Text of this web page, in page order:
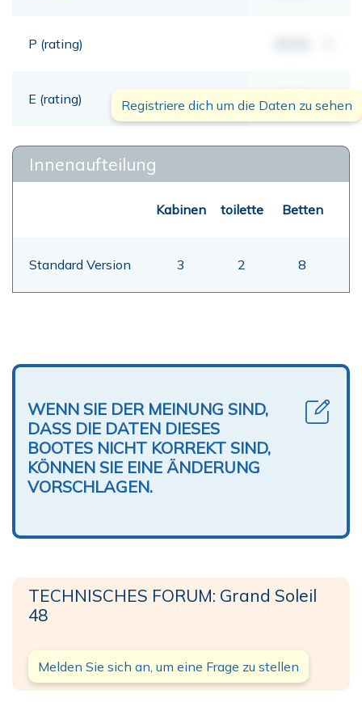
P (rating)
E (rating) 00,00 mt
Registriere dich um die Daten zu sehen
Innenaufteilung
Kabinen toilette Betten
Standard Version 3 2 8
WENN SIE DER MEINUNG SIND,
DASS DIE DATEN DIESES
BOOTES NICHT KORREKT SIND,
KÖNNEN SIE EINE ÄNDERUNG
VORSCHLAGEN.
TECHNISCHES FORUM: Grand Soleil
48
Melden Sie sich an, um eine Frage zu stellen